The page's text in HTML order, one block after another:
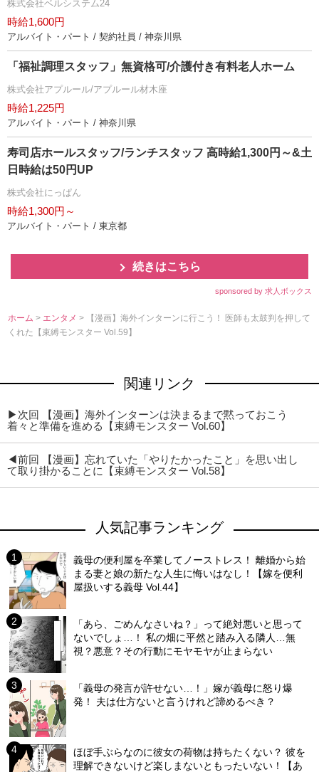
株式会社ベルシステム24
時給1,600円
アルバイト・パート / 契約社員 / 神奈川県
「福祉調理スタッフ」無資格可/介護付き有料老人ホーム
株式会社アプルール/アプルール材木座
時給1,225円
アルバイト・パート / 神奈川県
寿司店ホールスタッフ/ランチスタッフ 高時給1,300円～&土
日時給は50円UP
株式会社にっぱん
時給1,300円～
アルバイト・パート / 東京都
続きはこちら
sponsored by 求人ボックス
ホーム > エンタメ> 【漫画】海外インターンに行こう！ 医師も太鼓判を押して
くれた【束縛モンスター Vol.59】
関連リンク
▶次回 【漫画】海外インターンは決まるまで黙っておこう
着々と準備を進める【束縛モンスター Vol.60】
◀前回 【漫画】忘れていた「やりたかったこと」を思い出し
て取り掛かることに【束縛モンスター Vol.58】
人気記事ランキング
義母の便利屋を卒業してノーストレス！ 離婚から始
まる妻と娘の新たな人生に悔いはなし！【嫁を便利
屋扱いする義母 Vol.44】
「あら、ごめんなさいね？」って絶対悪いと思って
ないでしょ…！ 私の畑に平然と踏み入る隣人…無
視？悪意？その行動にモヤモヤが止まらない
「義母の発言が許せない…！」嫁が義母に怒り爆
発！ 夫は仕方ないと言うけれど諦めるべき？
ほぼ手ぶらなのに彼女の荷物は持ちたくない？ 彼を
理解できないけど楽しまないともったいない！【あ